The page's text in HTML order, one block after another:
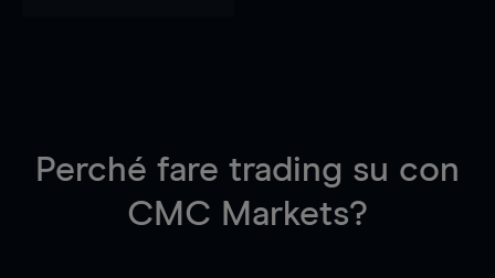
Perché fare trading su con
CMC Markets?